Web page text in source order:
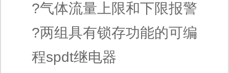
?气体流量上限和下限报警
?两组具有锁存功能的可编
程spdt继电器